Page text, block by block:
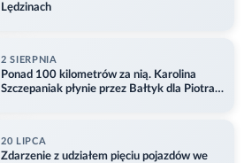
Lędzinach
2 SIERPNIA
Ponad 100 kilometrów za nią. Karolina
Szczepaniak płynie przez Bałtyk dla Piotra.
20 LIPCA
Zdarzenie z udziałem pięciu pojazdów we